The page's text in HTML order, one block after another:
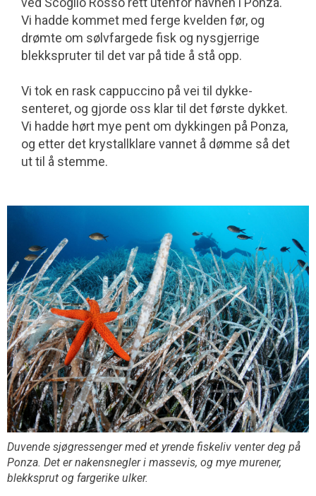
Vi hadde kommet med ferge kvelden før, og
drømte om sølv­fargede fisk og nysgjerrige
blekkspruter til det var på tide å stå opp.
Vi tok en rask cappuccino på vei til dykke­
senteret, og gjorde oss klar til det første dykket.
Vi hadde hørt mye pent om dykkingen på Ponza,
og etter det krystall­klare vannet å dømme så det
ut til å stemme.
Duvende sjøgressenger med et yrende fiskeliv venter deg på
Ponza. Det er nakensnegler i massevis, og mye murener,
blekksprut og fargerike ulker.